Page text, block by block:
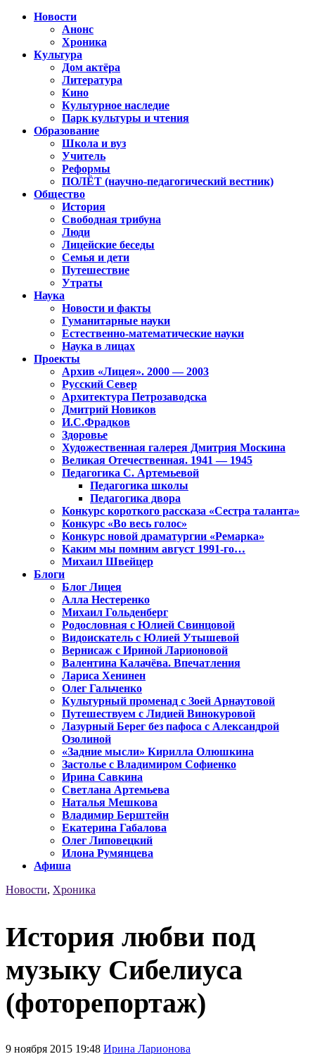
Новости
Анонс
Хроника
Культура
Дом актёра
Литература
Кино
Культурное наследие
Парк культуры и чтения
Образование
Школа и вуз
Учитель
Реформы
ПОЛЁТ (научно-педагогический вестник)
Общество
История
Свободная трибуна
Люди
Лицейские беседы
Семья и дети
Путешествие
Утраты
Наука
Новости и факты
Гуманитарные науки
Естественно-математические науки
Наука в лицах
Проекты
Архив «Лицея». 2000 — 2003
Русский Север
Архитектура Петрозаводска
Дмитрий Новиков
И.С.Фрадков
Здоровье
Художественная галерея Дмитрия Москина
Великая Отечественная. 1941 — 1945
Педагогика С. Артемьевой
Педагогика школы
Педагогика двора
Конкурс короткого рассказа «Сестра таланта»
Конкурс «Во весь голос»
Конкурс новой драматургии «Ремарка»
Каким мы помним август 1991-го…
Михаил Швейцер
Блоги
Блог Лицея
Алла Нестеренко
Михаил Гольденберг
Родословная с Юлией Свинцовой
Видоискатель с Юлией Утышевой
Вернисаж с Ириной Ларионовой
Валентина Калачёва. Впечатления
Лариса Хенинен
Олег Гальченко
Культурный променад с Зоей Арнаутовой
Путешествуем с Лидией Винокуровой
Лазурный Берег без пафоса с Александрой
Озолиной
«Задние мысли» Кирилла Олюшкина
Застолье с Владимиром Софиенко
Ирина Савкина
Светлана Артемьева
Наталья Мешкова
Владимир Берштейн
Екатерина Габалова
Олег Липовецкий
Илона Румянцева
Афиша
Новости, Хроника
История любви под
музыку Сибелиуса
(фоторепортаж)
9 ноября 2015 19:48 Ирина Ларионова